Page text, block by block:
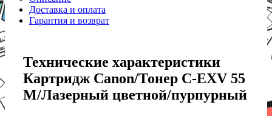
Доставка и оплата
Гарантия и возврат
Технические характеристики
Картридж Canon/Тонер C-EXV 55
M/Лазерный цветной/пурпурный